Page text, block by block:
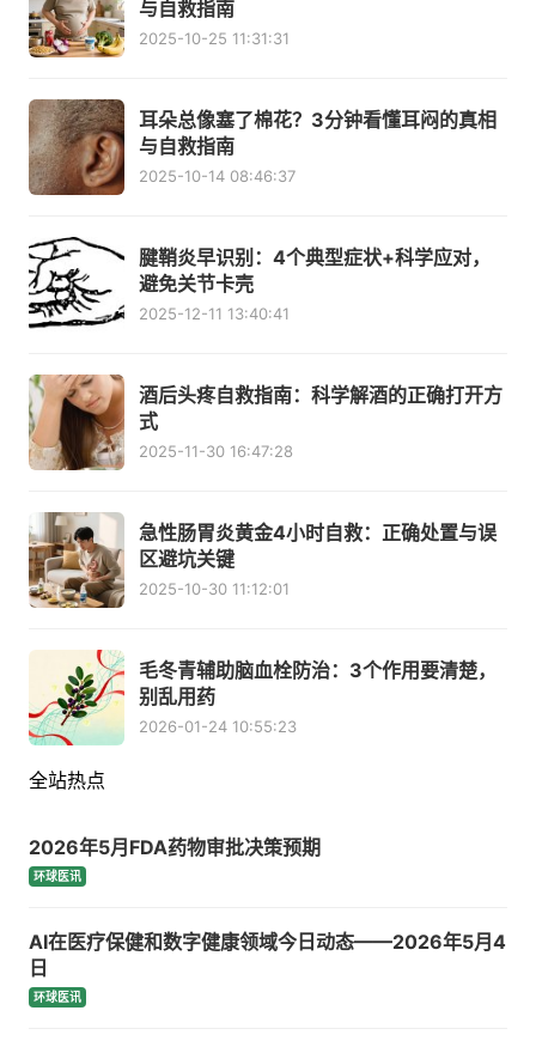
与自救指南
2025-10-25 11:31:31
耳朵总像塞了棉花？3分钟看懂耳闷的真相
与自救指南
2025-10-14 08:46:37
腱鞘炎早识别：4个典型症状+科学应对，
避免关节卡壳
2025-12-11 13:40:41
酒后头疼自救指南：科学解酒的正确打开方
式
2025-11-30 16:47:28
急性肠胃炎黄金4小时自救：正确处置与误
区避坑关键
2025-10-30 11:12:01
毛冬青辅助脑血栓防治：3个作用要清楚，
别乱用药
2026-01-24 10:55:23
全站热点
2026年5月FDA药物审批决策预期
环球医讯
AI在医疗保健和数字健康领域今日动态——2026年5月4
日
环球医讯